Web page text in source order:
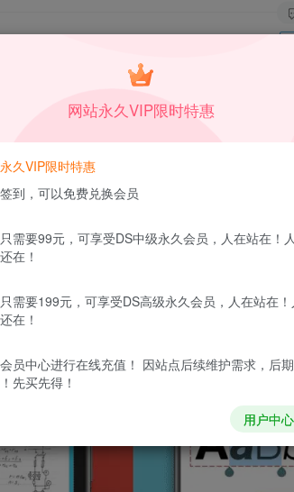
、不妥之处，请第一时间联系我们删除！Q群：
它还是著名办公应用 OfficeSuite pro 的内
导出到Word / Excel以及组织PDF页面。
网站永久VIP限时特惠
久VIP限时特惠
到，可以免费兑换会员
需要99元，可享受DS中级永久会员，人在站在！人
在！
需要199元，可享受DS高级永久会员，人在站在！
在！
员中心进行在线充值！ 因站点后续维护需求，后
先买先得！
用户中心